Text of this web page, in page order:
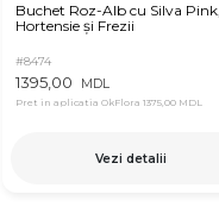
Buchet Roz-Alb cu Silva Pink,
Hortensie și Frezii
#8474
1395,00 MDL
Pret in aplicatia OkFlora 1375,00 MDL
Vezi detalii